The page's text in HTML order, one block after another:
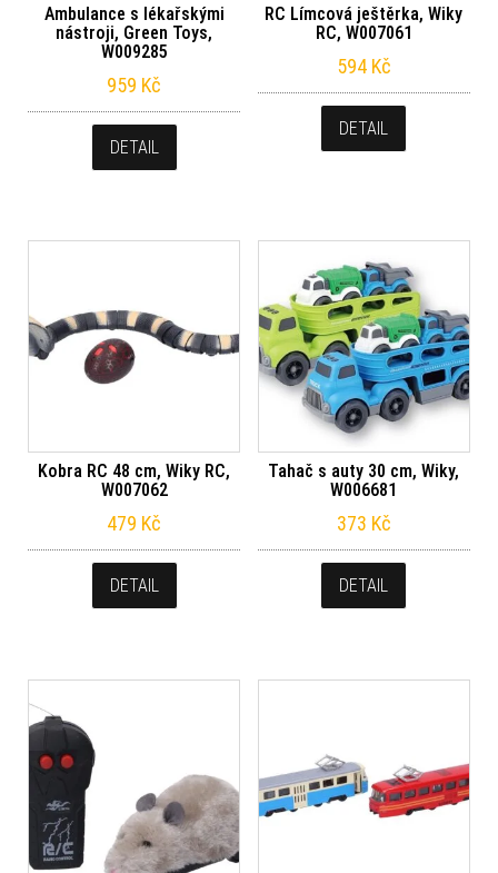
Ambulance s lékařskými
nástroji, Green Toys,
W009285
959 Kč
DETAIL
RC Límcová ještěrka, Wiky
RC, W007061
594 Kč
DETAIL
Kobra RC 48 cm, Wiky RC,
W007062
479 Kč
DETAIL
Tahač s auty 30 cm, Wiky,
W006681
373 Kč
DETAIL